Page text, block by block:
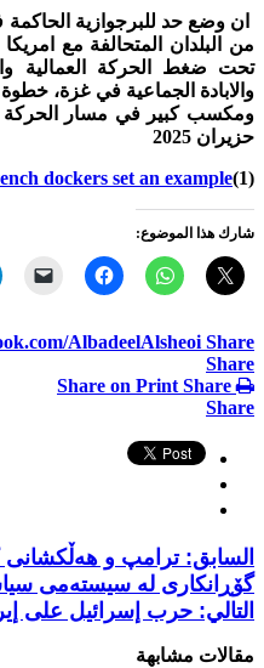
ان وضع حد للبرجوازية الحاكمة
من البلدان المتحالفة مع
تحت ضغط الحركة العمالية
والابادة الجماعية في غزة،
ومكسب كبير في مسار الحركة
حزيران 2025
(1)
dockers set an example!
شارك هذا الموضوع:
AlbadeelAlsheoi Share
Share
Share on Print Share
Share
السابق: ترامپ و هەڵکشانی
گۆڕانکاری لە سیستەمی
التالي: حرب إسرائيل على
مقالات مشابهة